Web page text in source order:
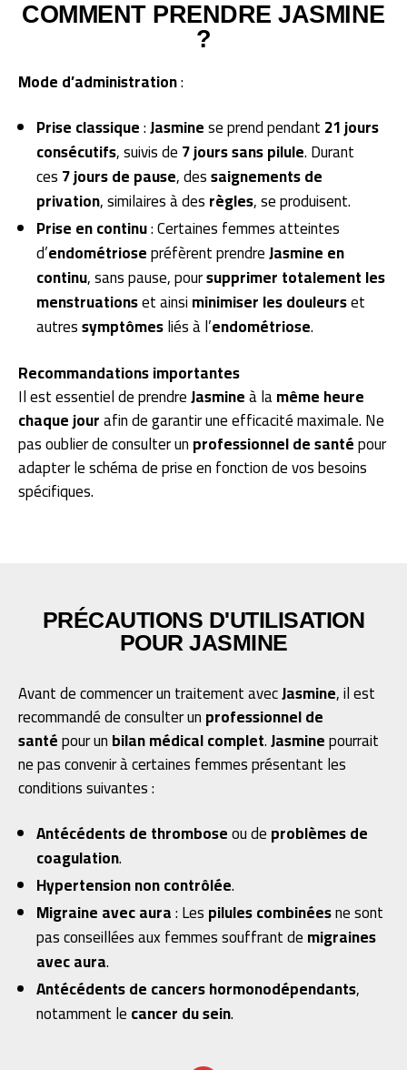
COMMENT PRENDRE JASMINE
?
Mode d’administration:
Prise classique:Jasminese prend pendant21 jours
consécutifs, suivis de7 jours sans pilule. Durant
ces7 jours de pause, dessaignements de
privation, similaires à desrègles, se produisent.
Prise en continu: Certaines femmes atteintes
d’endométriosepréfèrent prendreJasmineen
continu, sans pause, poursupprimer totalement les
menstruationset ainsiminimiser les douleurset
autressymptômesliés à l’endométriose.
Recommandations importantes
Il est essentiel de prendreJasmineà lamême heure
chaque jourafin de garantir une efficacité maximale. Ne
pas oublier de consulter unprofessionnel de santépour
adapter le schéma de prise en fonction de vos besoins
spécifiques.
PRÉCAUTIONS D'UTILISATION
POUR JASMINE
Avant de commencer un traitement avecJasmine, il est
recommandé de consulter unprofessionnel de
santépour unbilan médical complet.Jasminepourrait
ne pas convenir à certaines femmes présentant les
conditions suivantes :
Antécédents de thromboseou deproblèmes de
coagulation.
Hypertension non contrôlée.
Migraine avec aura: Lespilules combinéesne sont
pas conseillées aux femmes souffrant demigraines
avec aura.
Antécédents de cancers hormonodépendants,
notamment lecancer du sein.